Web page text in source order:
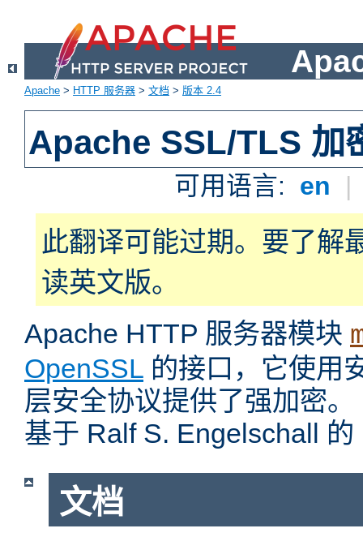
Apache > HTTP 服务器 > 文档 > 版本 2.4
Apache SSL/TLS 加
可用语言: en |
此翻译可能过期。要了解
读英文版。
Apache HTTP 服务器模块
OpenSSL 的接口，它使用
层安全协议提供了强加密
基于 Ralf S. Engelschall
文档